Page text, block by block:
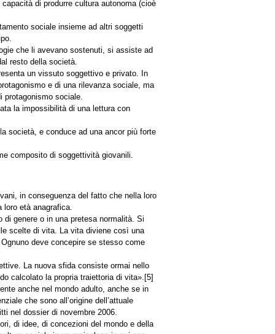
di produrre cultura autonoma (cioè
sociale insieme ad altri soggetti
che li avevano sostenuti, si assiste ad
resto della società.
un vissuto soggettivo e privato. In
e di una rilevanza sociale, ma
protagonismo sociale.
la impossibilità di una lettura con
società, e conduce ad una ancor più forte
composito di soggettività giovanili.
in conseguenza del fatto che nella loro
loro età anagrafica.
genere o in una pretesa normalità. Si
scelte di vita. La vita diviene così una
deve concepire se stesso come
La nuova sfida consiste ormai nello
calcolato la propria traiettoria di vita».[5]
anche nel mondo adulto, anche se in
che sono all’origine dell’attuale
nel dossier di novembre 2006.
di idee, di concezioni del mondo e della